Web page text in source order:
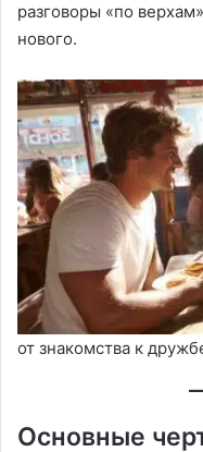
разговоры «по
нового.
от знакомства к
Основные